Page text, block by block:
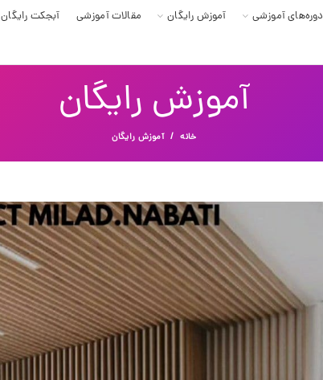
دوره‌های آموزشی آموزش رایگان مقالات آموزشی آبجکت رایگان
آموزش رایگان
خانه آموزش رایگان